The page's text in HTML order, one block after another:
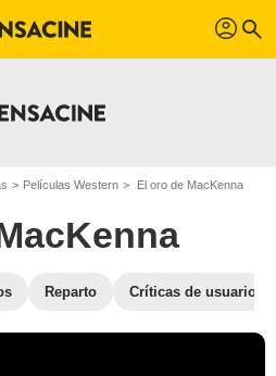
profil search
Películas Western El oro de MacKenna
Reparto Críticas de usuarios